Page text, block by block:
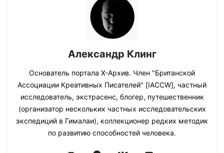
Александр Клинг
Основатель портала Х-Архив. Член "Британской
Ассоциации Креативных Писателей" [IACCW], частный
исследователь, экстрасенс, блогер, путешественник
(организатор нескольких частных исследовательских
экспедиций в Гималаи), коллекционер редких методик
по развитию способностей человека.